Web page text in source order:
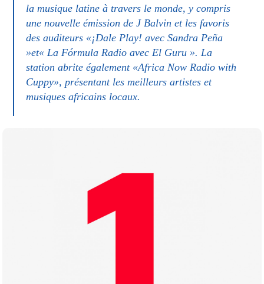
la musique latine à travers le monde, y compris
une nouvelle émission de J Balvin et les favoris
des auditeurs «¡Dale Play! avec Sandra Peña
»et« La Fórmula Radio avec El Guru ». La
station abrite également «Africa Now Radio with
Cuppy», présentant les meilleurs artistes et
musiques africains locaux.